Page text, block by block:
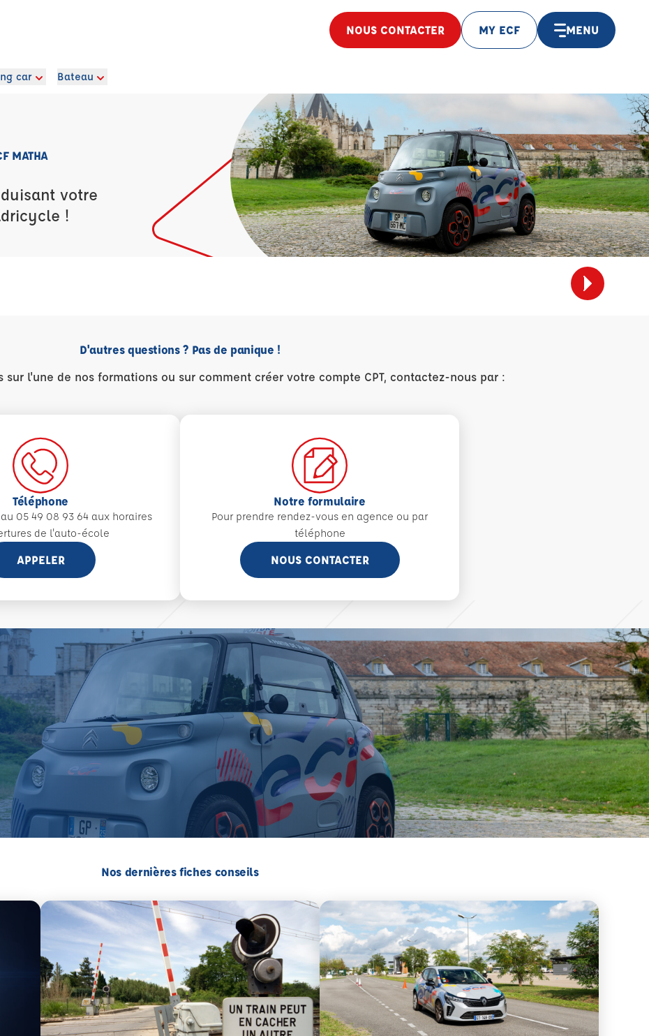
NOUS CONTACTER MY ECF MENU
car Bateau
MATHA
votre
!
D'autres questions ? Pas de panique !
sur l'une de nos formations ou sur comment créer votre compte CPT, contactez-nous par :
Téléphone
05 49 08 93 64 aux horaires
de l'auto-école
APPELER
Notre formulaire
Pour prendre rendez-vous en agence ou par
téléphone
NOUS CONTACTER
Nos dernières fiches conseils